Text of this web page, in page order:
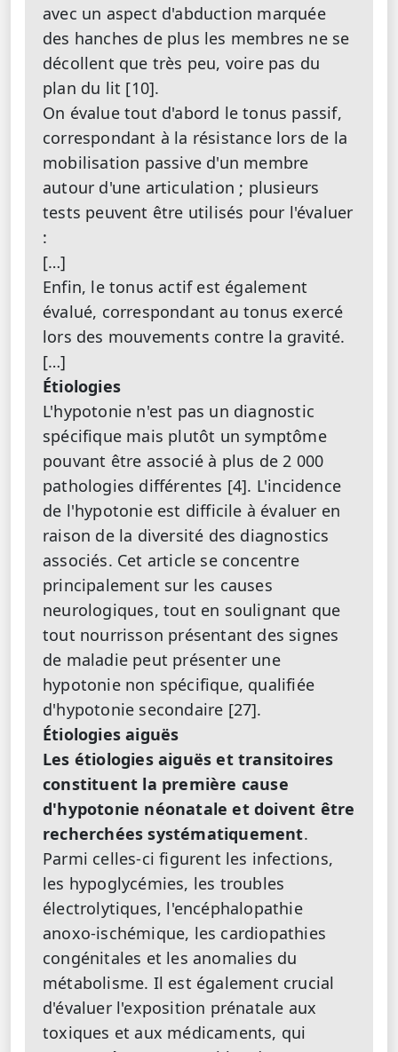
avec un aspect d'abduction marquée
des hanches de plus les membres ne se
décollent que très peu, voire pas du
plan du lit [10].
On évalue tout d'abord le tonus passif,
correspondant à la résistance lors de la
mobilisation passive d'un membre
autour d'une articulation ; plusieurs
tests peuvent être utilisés pour l'évaluer
:
[…]
Enfin, le tonus actif est également
évalué, correspondant au tonus exercé
lors des mouvements contre la gravité.
[…]
Étiologies
L'hypotonie n'est pas un diagnostic
spécifique mais plutôt un symptôme
pouvant être associé à plus de 2 000
pathologies différentes [4]. L'incidence
de l'hypotonie est difficile à évaluer en
raison de la diversité des diagnostics
associés. Cet article se concentre
principalement sur les causes
neurologiques, tout en soulignant que
tout nourrisson présentant des signes
de maladie peut présenter une
hypotonie non spécifique, qualifiée
d'hypotonie secondaire [27].
Étiologies aiguës
Les étiologies aiguës et transitoires
constituent la première cause
d'hypotonie néonatale et doivent être
recherchées systématiquement.
Parmi celles-ci figurent les infections,
les hypoglycémies, les troubles
électrolytiques, l'encéphalopathie
anoxo-ischémique, les cardiopathies
congénitales et les anomalies du
métabolisme. Il est également crucial
d'évaluer l'exposition prénatale aux
toxiques et aux médicaments, qui